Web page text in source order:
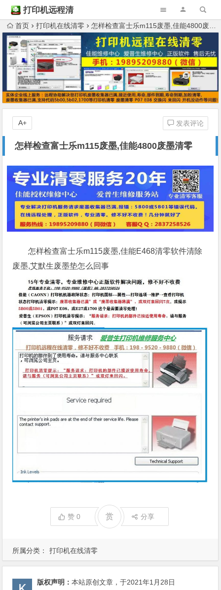
打印机远程清
零首页 打印机在线清零 怎样检查富士乐m115废墨,佳能4800废墨清零
怎样检查富士乐m115废墨,佳能4800废墨清零
发表评论
A+
所属分类： 打印机在线清零
怎样检查富士乐m115废墨,佳能E468清零软件清除
废墨,艾默生废墨垫怎么回事
赞0 赏 分享
版权声明：本站原创文章，于2021年1月28日